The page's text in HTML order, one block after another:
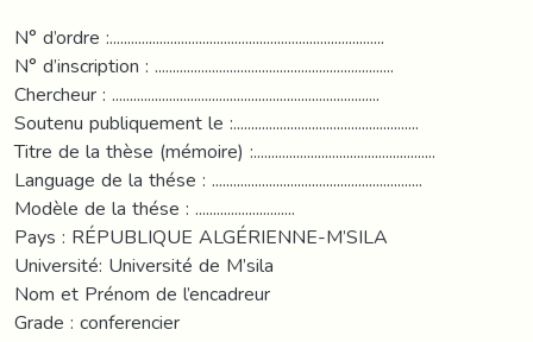
N° d’ordre :.............................................................................
N° d’inscription : ...................................................................
Chercheur : ...........................................................................
Soutenu publiquement le :....................................................
Titre de la thèse (mémoire) :...................................................
Language de la thése : ...........................................................
Modèle de la thése : ............................
Pays : RÉPUBLIQUE ALGÉRIENNE-M’SILA
Université: Université de M’sila
Nom et Prénom de l’encadreur
Grade : conferencier